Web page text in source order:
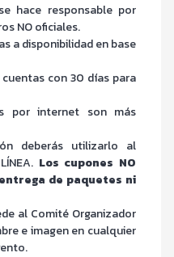
hace responsable por
NO oficiales.
a disponibilidad en base
con 30 días para
por internet son más
deberás utilizarlo al
Los cupones NO
de paquetes ni
al Comité Organizador
e imagen en cualquier